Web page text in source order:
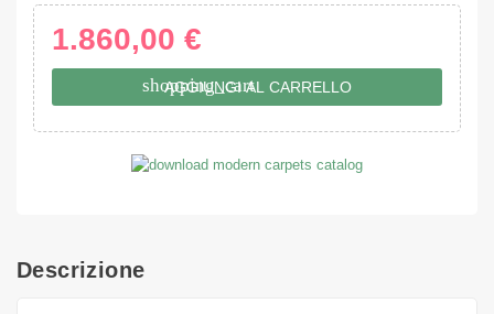
1.860,00 €
shopping_cart
AGGIUNGI AL CARRELLO
Descrizione